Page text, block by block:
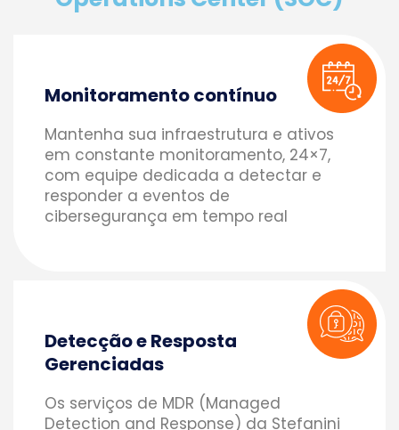
Monitoramento contínuo
Mantenha sua infraestrutura e ativos
em constante monitoramento, 24×7,
com equipe dedicada a detectar e
responder a eventos de
cibersegurança em tempo real
Detecção e Resposta
Gerenciadas
Os serviços de MDR (Managed
Detection and Response) da Stefanini